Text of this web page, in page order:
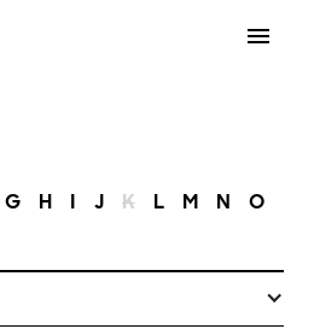
G H I J K L M N O